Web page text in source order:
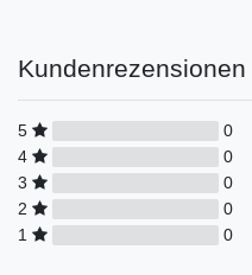
Kundenrezensionen
5
0
4
0
3
0
2
0
1
0